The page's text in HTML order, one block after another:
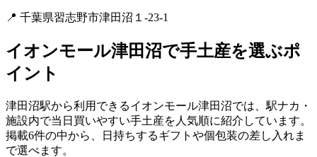
📍 千葉県習志野市津田沼１-23-1
イオンモール津田沼で手土産を選ぶポ
イント
津田沼駅から利用できるイオンモール津田沼では、駅ナカ・
施設内で当日買いやすい手土産を人気順に紹介しています。
掲載6件の中から、日持ちするギフトや個包装の差し入れま
で選べます。